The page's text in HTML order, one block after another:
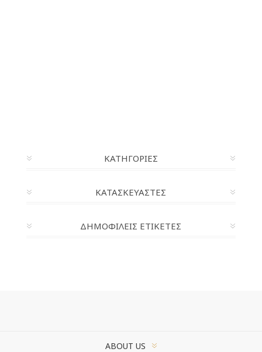
ΚΑΤΗΓΟΡΊΕΣ
ΚΑΤΑΣΚΕΥΑΣΤΈΣ
ΔΗΜΟΦΙΛΕΙΣ ΕΤΙΚΕΤΕΣ
ABOUT US